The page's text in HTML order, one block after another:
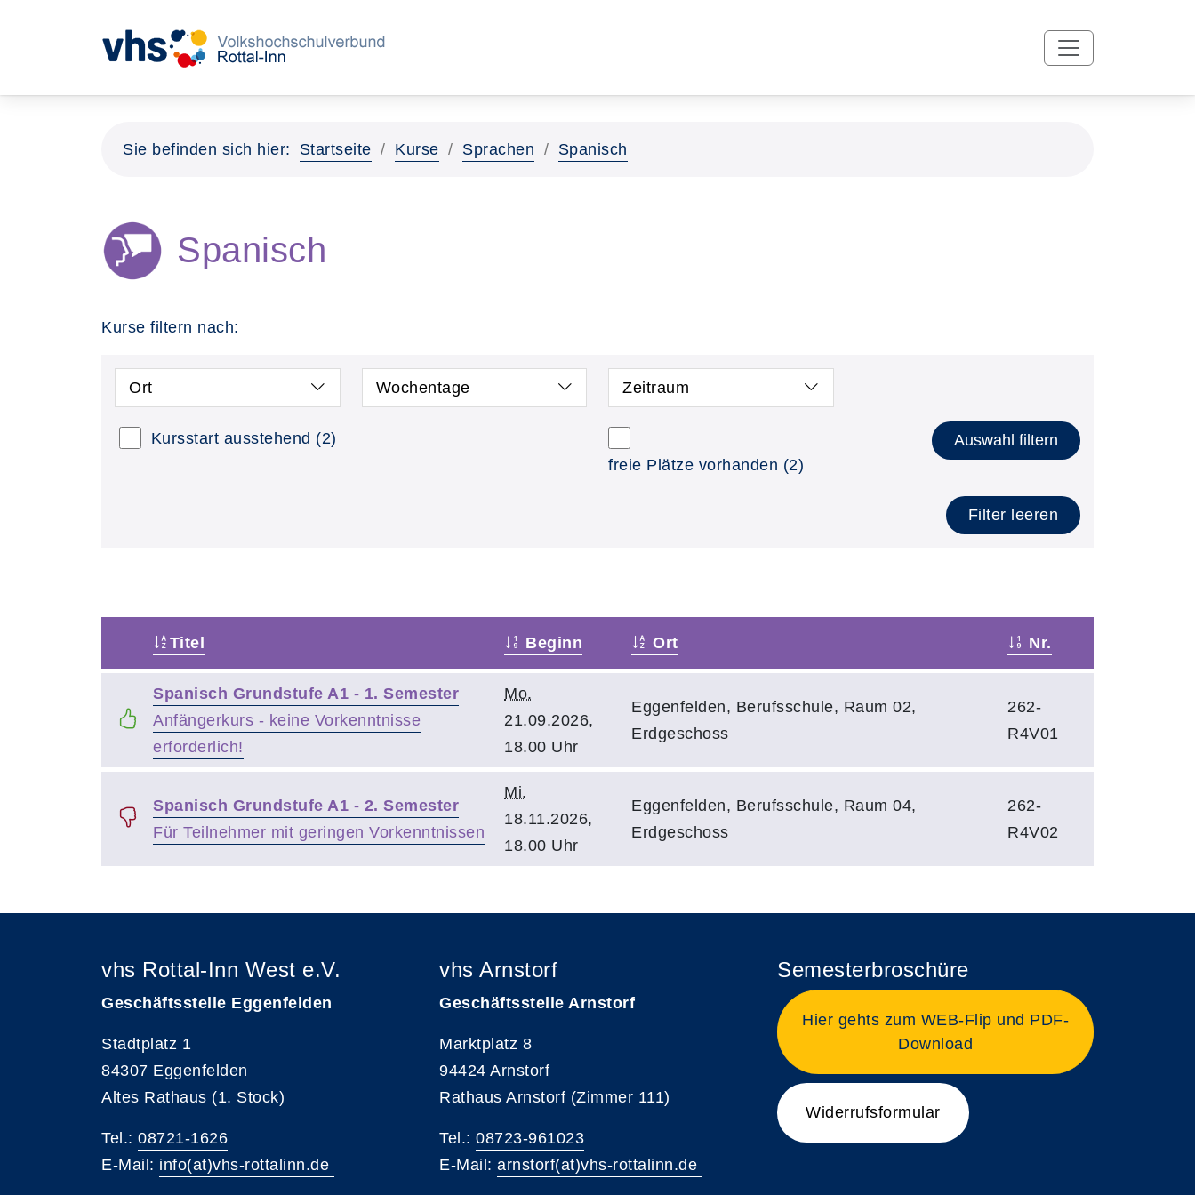
Sie befinden sich hier: Startseite Kurse Sprachen Spanisch
Spanisch
Kurse filtern nach:
Ort Wochentage Zeitraum
Kursstart ausstehend (2)
freie Plätze vorhanden (2)
Auswahl filtern
Filter leeren
Titel Beginn Ort Nr.
Spanisch Grundstufe A1 - 1. Semester
Anfängerkurs - keine Vorkenntnisse
erforderlich!
Mo.
21.09.2026,
18.00 Uhr
Eggenfelden, Berufsschule, Raum 02,
Erdgeschoss
262-
R4V01
Spanisch Grundstufe A1 - 2. Semester
Für Teilnehmer mit geringen Vorkenntnissen
Mi.
18.11.2026,
18.00 Uhr
Eggenfelden, Berufsschule, Raum 04,
Erdgeschoss
262-
R4V02
vhs Rottal-Inn West e.V.
Geschäftsstelle Eggenfelden
Stadtplatz 1
84307 Eggenfelden
Altes Rathaus (1. Stock)
Tel.: 08721-1626
E-Mail: info(at)vhs-rottalinn.de
vhs Arnstorf
Geschäftsstelle Arnstorf
Marktplatz 8
94424 Arnstorf
Rathaus Arnstorf (Zimmer 111)
Tel.: 08723-961023
E-Mail: arnstorf(at)vhs-rottalinn.de
Semesterbroschüre
Hier gehts zum WEB-Flip und PDF-
Download
Widerrufsformular